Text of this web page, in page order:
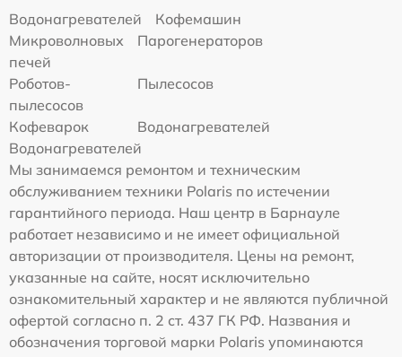
Водонагревателей
Кофемашин
Микроволновых
печей
Парогенераторов
Роботов-
пылесосов
Пылесосов
Кофеварок
Водонагревателей
Водонагревателей
Мы занимаемся ремонтом и техническим
обслуживанием техники Polaris по истечении
гарантийного периода. Наш центр в Барнауле
работает независимо и не имеет официальной
авторизации от производителя. Цены на ремонт,
указанные на сайте, носят исключительно
ознакомительный характер и не являются публичной
офертой согласно п. 2 ст. 437 ГК РФ. Названия и
обозначения торговой марки Polaris упоминаются